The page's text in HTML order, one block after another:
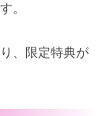
。
、限定特典が